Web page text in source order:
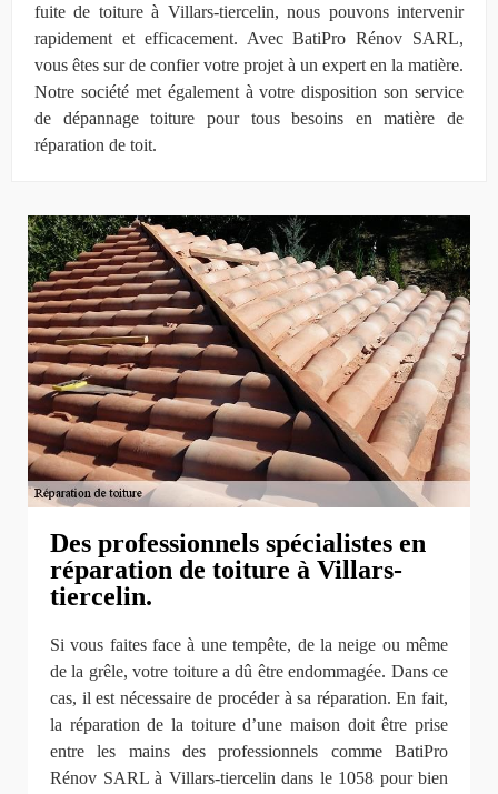
fuite de toiture à Villars-tiercelin, nous pouvons intervenir
rapidement et efficacement. Avec BatiPro Rénov SARL,
vous êtes sur de confier votre projet à un expert en la matière.
Notre société met également à votre disposition son service
de dépannage toiture pour tous besoins en matière de
réparation de toit.
Des professionnels spécialistes en
réparation de toiture à Villars-
tiercelin.
Si vous faites face à une tempête, de la neige ou même
de la grêle, votre toiture a dû être endommagée. Dans ce
cas, il est nécessaire de procéder à sa réparation. En fait,
la réparation de la toiture d’une maison doit être prise
entre les mains des professionnels comme BatiPro
Rénov SARL à Villars-tiercelin dans le 1058 pour bien